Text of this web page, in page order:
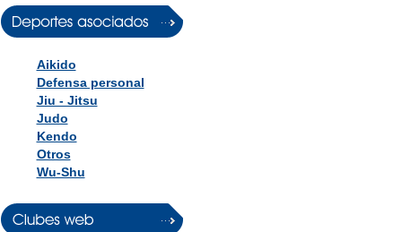
Aikido
Defensa personal
Jiu - Jitsu
Judo
Kendo
Otros
Wu-Shu